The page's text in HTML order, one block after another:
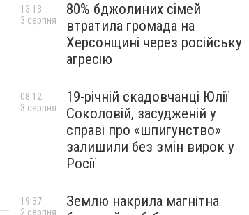
80% бджолиних сімей
втратила громада на
Херсонщині через російську
агресію
13:13
3 серпня
19-річній скадовчанці Юлії
Соколовій, засудженій у
справі про «шпигунство»
залишили без змін вирок у
Росії
08:12
3 серпня
Землю накрила магнітна
19:37
2 серпня